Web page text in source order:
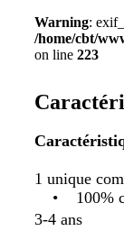
Warning:
/home/cbt/
on line 223
1 unique
• 100%
3-4 ans